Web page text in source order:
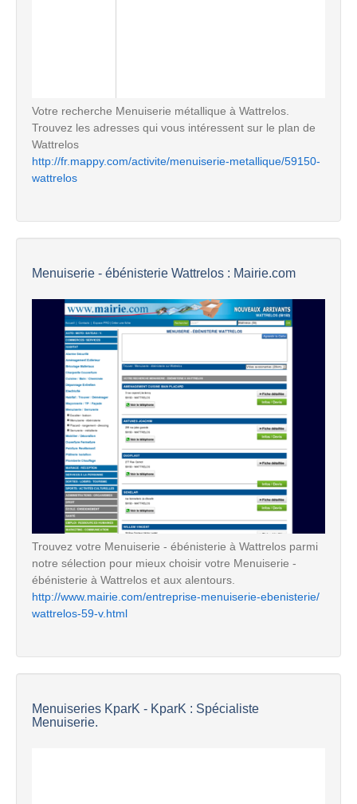
Votre recherche Menuiserie métallique à Wattrelos.
Trouvez les adresses qui vous intéressent sur le plan de
Wattrelos
http://fr.mappy.com/activite/menuiserie-metallique/59150-
wattrelos
Menuiserie - ébénisterie Wattrelos : Mairie.com
Trouvez votre Menuiserie - ébénisterie à Wattrelos parmi
notre sélection pour mieux choisir votre Menuiserie -
ébénisterie à Wattrelos et aux alentours.
http://www.mairie.com/entreprise-menuiserie-ebenisterie/
wattrelos-59-v.html
Menuiseries KparK - KparK : Spécialiste
Menuiserie.